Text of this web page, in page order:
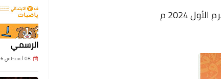
2024 م
الرسمي
08 أغسطس 2026